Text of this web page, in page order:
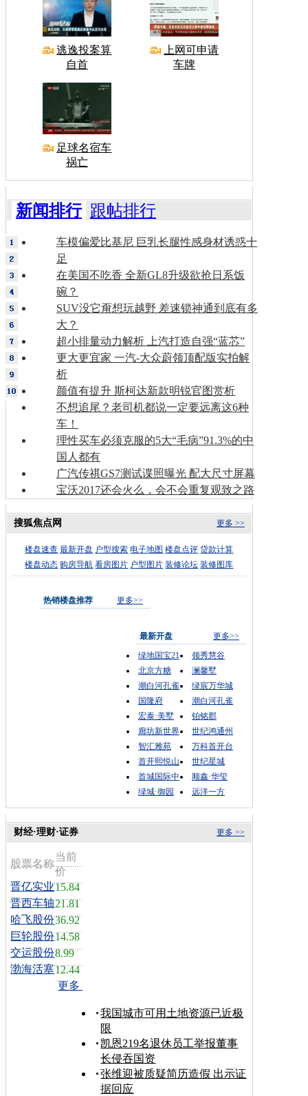
逃逸投案算
自首
上网可申请
车牌
足球名宿车
祸亡
新闻排行 跟帖排行
车模偏爱比基尼 巨乳长腿性感身材诱惑十
足
在美国不吃香 全新GL8升级欲抢日系饭
碗？
SUV没它甭想玩越野 差速锁神通到底有多
大？
超小排量动力解析 上汽打造自强“蓝芯”
更大更宜家 一汽-大众蔚领顶配版实拍解
析
颜值有提升 斯柯达新款明锐官图赏析
不想追尾？老司机都说一定要远离这6种
车！
理性买车必须克服的5大“毛病”91.3%的中
国人都有
广汽传祺GS7测试谍照曝光 配大尺寸屏幕
宝沃2017还会火么，会不会重复观致之路
更多 >>
搜狐焦点网
楼盘速查 最新开盘 户型搜索 电子地图 楼盘点评 贷款计算
楼盘动态 购房导航 看房图片 户型图片 装修论坛 装修图库
热销楼盘推荐 更多>>
最新开盘
更多>>
绿地国宝21
领秀慧谷
北京方糖
澜馨墅
潮白河孔雀
绿宸万华城
国隆府
潮白河孔雀
宏泰·美墅
铂铭郡
廊坊新世界
世纪鸿通州
智汇雅苑
万科首开台
首开熙悦山
世纪星城
首城国际中
顺鑫·华玺
绿城·御园
远洋一方
更多 >>
财经·理财·证券
股票名称
当前
价
晋亿实业15.84
晋西车轴21.81
哈飞股份36.92
巨轮股份14.58
交运股份8.99
渤海活塞12.44
更多
我国城市可用土地资源已近极
限
凯恩219名退休员工举报董事
长侵吞国资
张维迎被质疑简历造假 出示证
据回应